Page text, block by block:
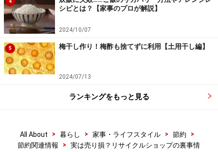
4
シピとは？【家事のプロが解説】
2024/10/07
5 梅干し作り！梅酢も捨てずに利用【土用干し編】
2024/07/13
ランキングをもっと見る
All About > 暮らし > 家事・ライフスタイル > 節約
>
節約関連情報
> 実は売り損？リサイクルショップの裏事情